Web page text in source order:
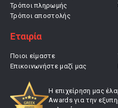
Τρόποι πληρωμής
Τρόποι αποστολής
Εταιρία
Ποιοι είμαστε
Επικοινωνήστε μαζί μας
Η επιχείρηση μας
Awards για την